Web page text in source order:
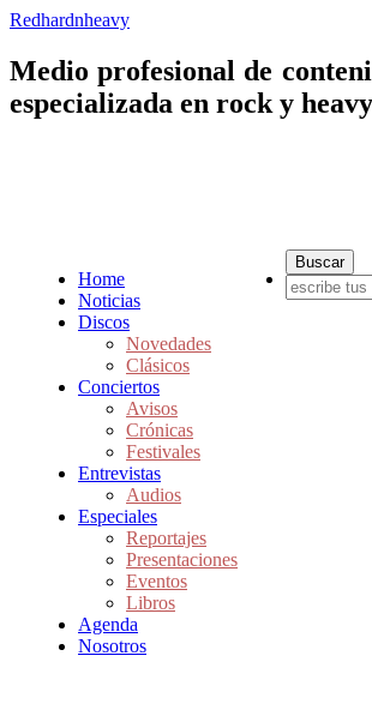
Redhardnheavy
Medio profesional de
especializada en rock y
Home
Noticias
Discos
Novedades
Clásicos
Conciertos
Avisos
Crónicas
Festivales
Entrevistas
Audios
Especiales
Reportajes
Presentaciones
Eventos
Libros
Agenda
Nosotros